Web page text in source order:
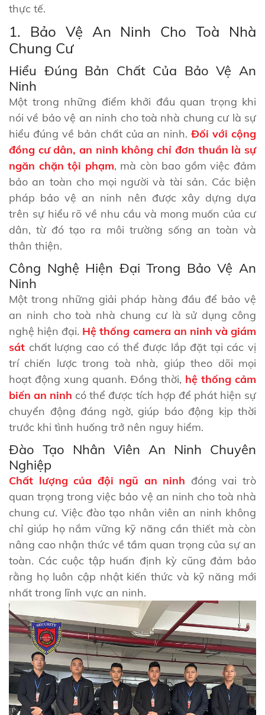
thực tế.
1. Bảo Vệ An Ninh Cho Toà Nhà
Chung Cư
Hiểu Đúng Bản Chất Của Bảo Vệ An
Ninh
Một trong những điểm khởi đầu quan trọng khi
nói về bảo vệ an ninh cho toà nhà chung cư là sự
hiểu đúng về bản chất của an ninh.Đối với cộng
đồng cư dân, an ninh không chỉ đơn thuần là sự
ngăn chặn tội phạm, mà còn bao gồm việc đảm
bảo an toàn cho mọi người và tài sản. Các biện
pháp bảo vệ an ninh nên được xây dựng dựa
trên sự hiểu rõ về nhu cầu và mong muốn của cư
dân, từ đó tạo ra môi trường sống an toàn và
thân thiện.
Công Nghệ Hiện Đại Trong Bảo Vệ An
Ninh
Một trong những giải pháp hàng đầu để bảo vệ
an ninh cho toà nhà chung cư là sử dụng công
nghệ hiện đại. Hệ thống camera an ninh và giám
sát chất lượng cao có thể được lắp đặt tại các vị
trí chiến lược trong toà nhà, giúp theo dõi mọi
hoạt động xung quanh. Đồng thời, hệ thống cảm
biến an ninh có thể được tích hợp để phát hiện sự
chuyển động đáng ngờ, giúp báo động kịp thời
trước khi tình huống trở nên nguy hiểm.
Đào Tạo Nhân Viên An Ninh Chuyên
Nghiệp
Chất lượng của đội ngũ an ninh đóng vai trò
quan trọng trong việc bảo vệ an ninh cho toà nhà
chung cư. Việc đào tạo nhân viên an ninh không
chỉ giúp họ nắm vững kỹ năng cần thiết mà còn
nâng cao nhận thức về tầm quan trọng của sự an
toàn. Các cuộc tập huấn định kỳ cũng đảm bảo
rằng họ luôn cập nhật kiến thức và kỹ năng mới
nhất trong lĩnh vực an ninh.